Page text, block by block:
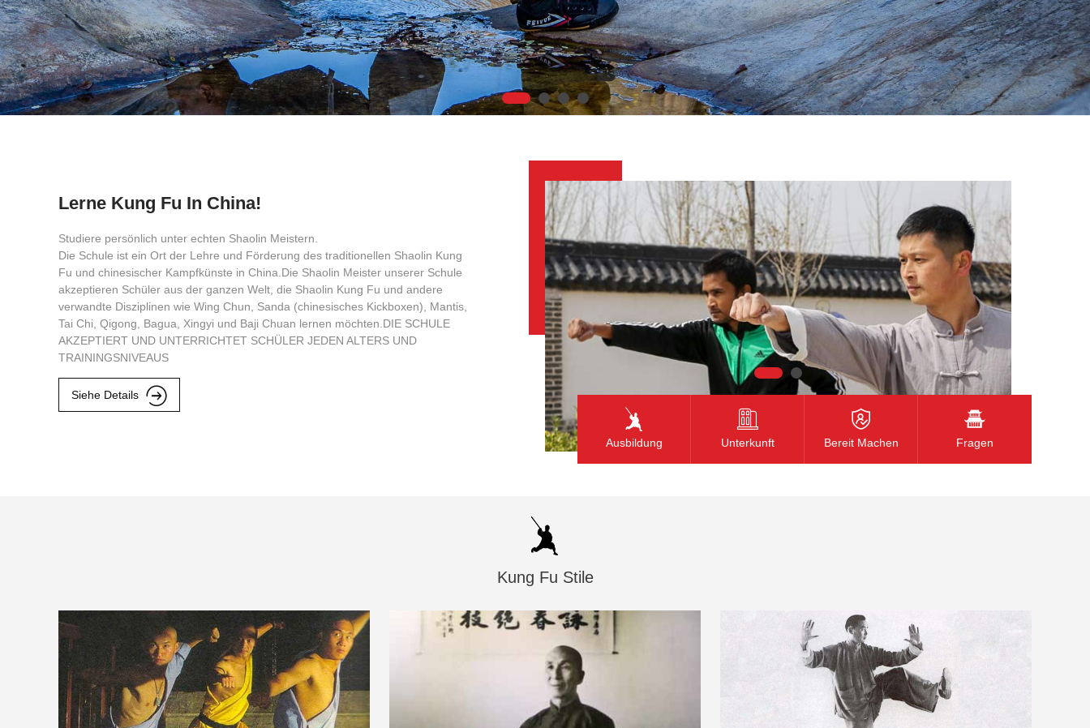
Lerne Kung Fu In China!
Studiere persönlich unter echten Shaolin Meistern.
Die Schule ist ein Ort der Lehre und Förderung des traditionellen Shaolin Kung
Fu und chinesischer Kampfkünste in China.Die Shaolin Meister unserer Schule
akzeptieren Schüler aus der ganzen Welt, die Shaolin Kung Fu und andere
verwandte Disziplinen wie Wing Chun, Sanda (chinesisches Kickboxen), Mantis,
Tai Chi, Qigong, Bagua, Xingyi und Baji Chuan lernen möchten.DIE SCHULE
AKZEPTIERT UND UNTERRICHTET SCHÜLER JEDEN ALTERS UND
TRAININGSNIVEAUS
Siehe Details
Ausbildung Unterkunft Bereit Machen Fragen
Kung Fu Stile